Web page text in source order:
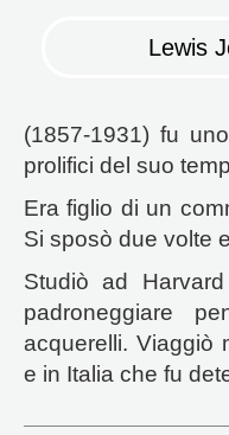
Lewis
(1857-1931) fu
prolifici del suo
Era figlio di un
Si sposò due volte
Studiò ad
padroneggiare
acquerelli. Viaggiò
e in Italia che fu